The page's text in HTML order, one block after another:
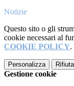
Notizie
Questo sito o gli
cookie necessari al
COOKIE POLICY.
Personalizza
Gestione cookie